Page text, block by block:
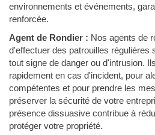
environnements et événements,
renforcée.
Agent de Rondier : Nos agents de
d'effectuer des patrouilles régulières
tout signe de danger ou d'intrusion.
rapidement en cas d'incident, pour
compétentes et pour prendre les
préserver la sécurité de votre
présence dissuasive contribue à
protéger votre propriété.